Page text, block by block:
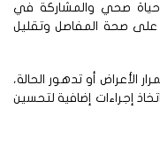
صحي والمشاركة في
صحة المفاصل وتقليل
أو تدهور الحالة،
إجراءات إضافية لتحسين